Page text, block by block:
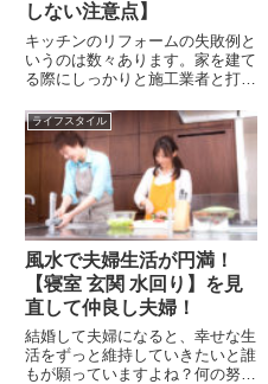
しない注意点】
キッチンのリフォームの失敗例と
いうのは数々あります。家を建て
る際にしっかりと施工業者と打ち
こんなはずじゃなかったと言う話
がよくあります。これと同じよう
にキッチンのリフォームの際もネ
タ用の失敗例と言うものがたく
さ...
ライフスタイル
風水で夫婦生活が円満！
【寝室 玄関 水回り】を見
直して仲良し夫婦！
結婚して夫婦になると、幸せな生
活をずっと維持していきたいと誰
もが願っていますよね？何の努力